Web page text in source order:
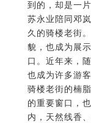
到的，却是一
苏永业陪同邓
久的骑楼老街
貌，也成为展
口。近年来，
也成为许多游
骑楼老街的楠
的重要窗口，
内，天然线香